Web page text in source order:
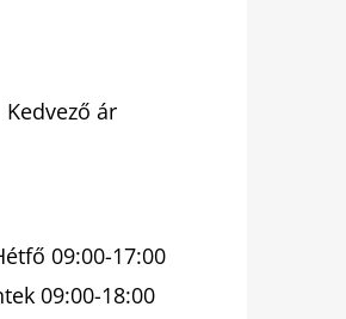
Kedvező ár
09:00-17:00
09:00-18:00